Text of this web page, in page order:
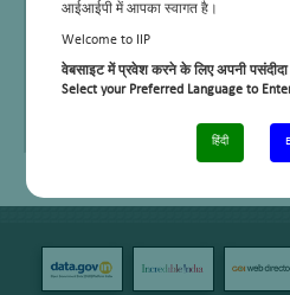
आईआईपी में आपका स्वागत है।
Welcome to IIP
वेबसाइट में प्रवेश करने के लिए अपनी पसंदीदा
Select your Preferred Language to
हिंदी
टेलीफ़ोन नंबर। +91-135-2525860
कार्य क्षेत्र/रुचि
थर्मामीटर,
इलेक्ट्रॉनिक्स